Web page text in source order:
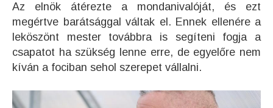
Az elnök átérezte a mondanivalóját, és ezt
megértve barátsággal váltak el. Ennek ellenére a
leköszönt mester továbbra is segíteni fogja a
csapatot ha szükség lenne erre, de egyelőre nem
kíván a fociban sehol szerepet vállalni.